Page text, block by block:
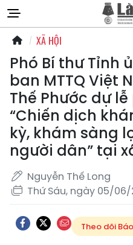
XÃ HỘI
Phó Bí thư Tỉnh
ban MTTQ Việt
Thế Phước dự
“Chiến dịch
kỳ, khám sàng
người dân” tại
Nguyễn Thế Long
Thứ Sáu, ngày 05/
Theo dõi